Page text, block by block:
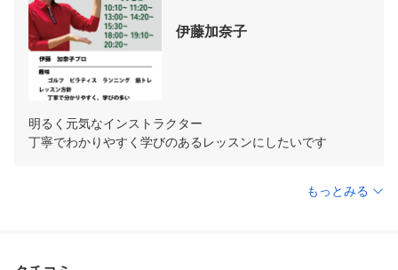
伊藤加奈子
明るく元気なインストラクター
丁寧でわかりやすく学びのあるレッスンにしたいです
もっとみる